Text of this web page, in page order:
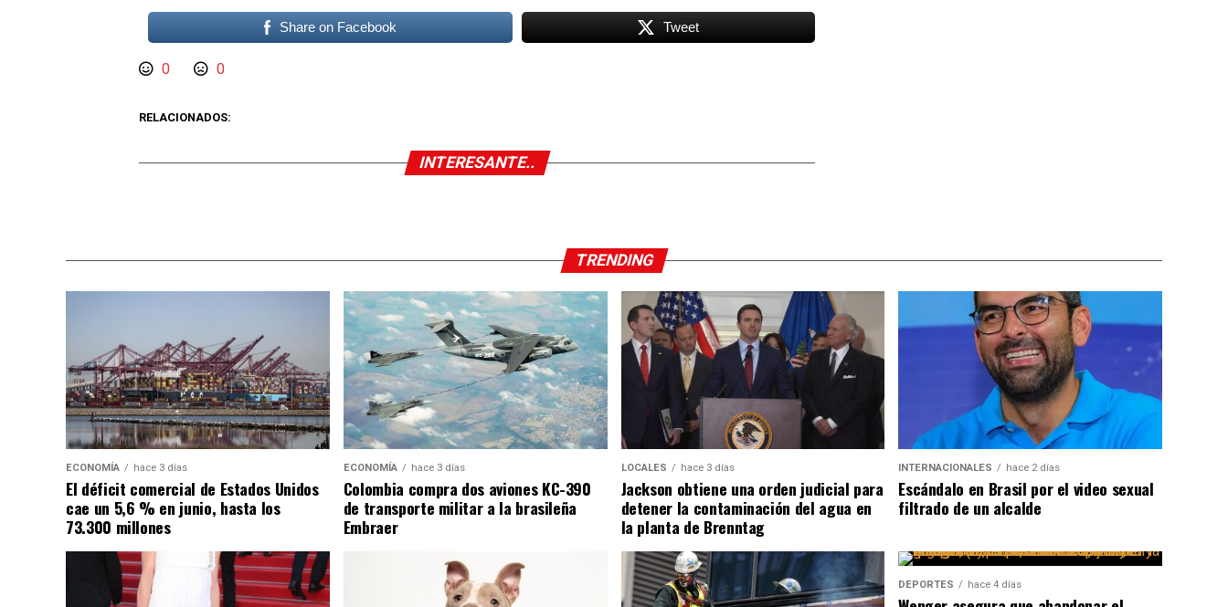
Share on Facebook Tweet
0 0
RELACIONADOS:
INTERESANTE..
TRENDING
ECONOMÍA hace 3 días
El déficit comercial de Estados Unidos
cae un 5,6 % en junio, hasta los
73.300 millones
ECONOMÍA hace 3 días
Colombia compra dos aviones KC-390
de transporte militar a la brasileña
Embraer
LOCALES hace 3 días
Jackson obtiene una orden judicial para
detener la contaminación del agua en
la planta de Brenntag
INTERNACIONALES hace 2 días
Escándalo en Brasil por el video sexual
filtrado de un alcalde
DEPORTES hace 4 días